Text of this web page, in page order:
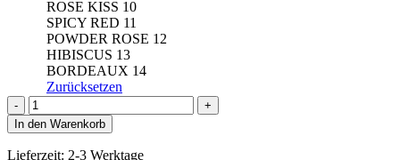
ROSE KISS 10
SPICY RED 11
POWDER ROSE 12
HIBISCUS 13
BORDEAUX 14
Zurücksetzen
TAGAROT
Lipstick
Und
Gretel
In den Warenkorb
Lieferzeit: 2-3 Werktage